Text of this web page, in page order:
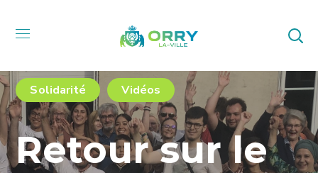
Solidarité Vidéos
Retour sur le